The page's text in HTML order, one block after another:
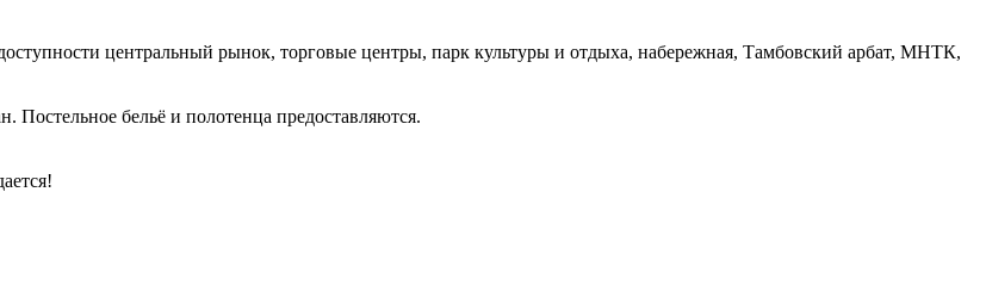
центральный рынок, торговые центры, парк культуры и отдыха, набережная, Тамбовский арбат, МНТК,
бельё и полотенца предоставляются.